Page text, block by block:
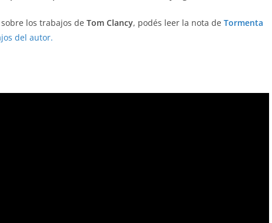
los trabajos de Tom Clancy, podés leer la nota de Tormenta
del autor.